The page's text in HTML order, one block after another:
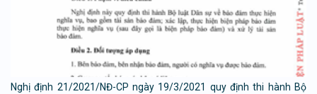
Nghị định 21/2021/NĐ-CP ngày 19/3/2021 quy định thi hành Bộ